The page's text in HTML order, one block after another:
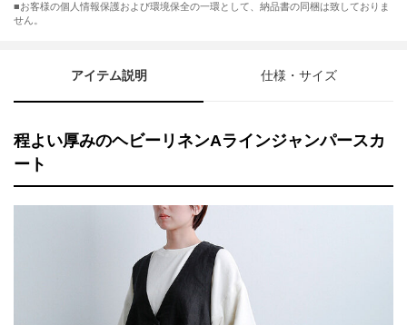
■お客様の個人情報保護および環境保全の一環として、納品書の同梱は致しておりま
せん。
アイテム説明 仕様・サイズ
程よい厚みのヘビーリネンAラインジャンパースカ
ート